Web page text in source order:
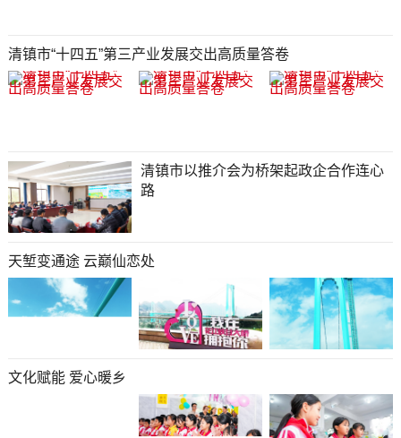
清镇市“十四五”第三产业发展交出高质量答卷
清镇市以推介会为桥架起政企合作连心
路
天堑变通途 云巅仙恋处
文化赋能 爱心暖乡